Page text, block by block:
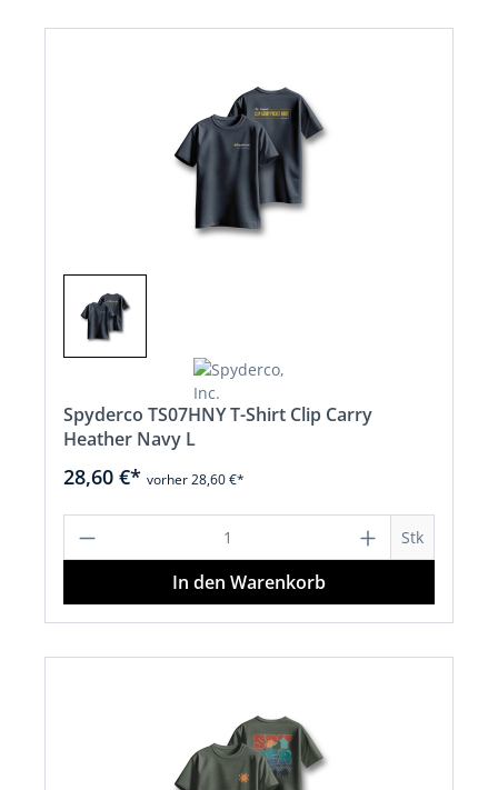
Spyderco TS07HNY T-Shirt Clip Carry
Heather Navy L
28,60 €* vorher 28,60 €*
Produkt Anzahl: Gib den Stk
In den Warenkorb